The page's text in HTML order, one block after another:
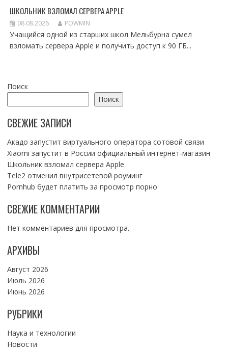
ШКОЛЬНИК ВЗЛОМАЛ СЕРВЕРА APPLE
08.08.2026 POWMIN
Учащийся одной из старших школ Мельбурна сумел
взломать сервера Apple и получить доступ к 90 ГБ...
Поиск
Поиск
СВЕЖИЕ ЗАПИСИ
Акадо запустит виртуального оператора сотовой связи
Xiaomi запустит в России официальный интернет-магазин
Школьник взломал сервера Apple
Tele2 отменил внутрисетевой роуминг
Pornhub будет платить за просмотр порно
СВЕЖИЕ КОММЕНТАРИИ
Нет комментариев для просмотра.
АРХИВЫ
Август 2026
Июль 2026
Июнь 2026
РУБРИКИ
Наука и технологии
Новости